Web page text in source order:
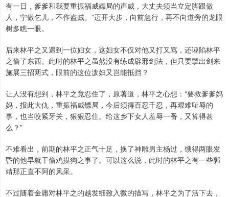
有一日，爹爹和我要重振福威嫖局的声威，大丈夫须当立定脚跟做
人，宁做乞儿，不作盗贼。”迈开大步，向前急行，再不向道旁的龙眼
树多瞧一眼。
后来林平之又遇到一位妇女，这妇女不仅对他又打又骂，还诬陷林平
之偷了东西。此时的林平之虽然没有练成辟邪剑法，但只要掣出剑来
施展三招两式，眼前的这位泼妇又岂能抵挡？
让人没有想到，林平之竟忍住了，原著道，林平之心想：“要救爹爹妈
妈，报此大仇，重振福威镖局，今后须得百忍千忍，再艰难耻辱的
事，也当咬紧牙关，狠狠忍住。给这乡下女人羞辱一番，又算得甚
么？”
不难看出，前期的林平之正气十足，换了神雕男主杨过，饿得两眼发
昏的他早就干偷鸡摸狗之事了。可以这么说，此时的林平之有一些郭
靖那正直不阿的风采。
不过随着金庸对林平之的越发细致入微的描写，林平之为了活下去，